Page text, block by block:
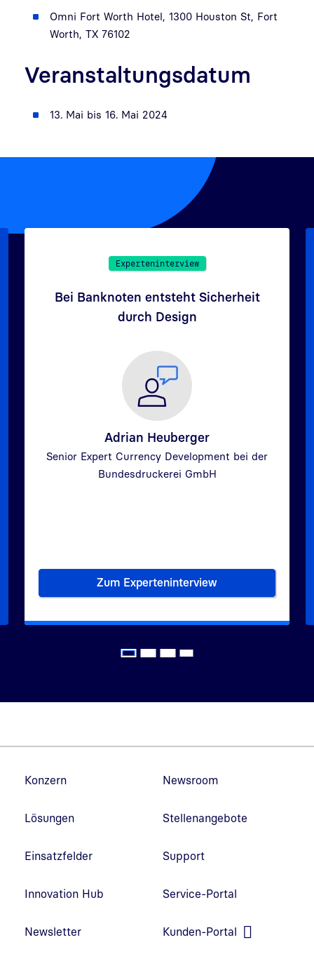
Omni Fort Worth Hotel, 1300 Houston St, Fort
Worth, TX 76102
Veranstaltungsdatum
13. Mai bis 16. Mai 2024
reines Zahlungsmittel
Experteninterview
Bei Banknoten entsteht Sicherheit
durch Design
Adrian Heuberger
Senior Expert Currency Development bei der
Bundesdruckerei GmbH
Zum ExperteninterviewBei Banknoten entsteht
Konzern
Lösungen
Einsatzfelder
Innovation Hub
Newsletter
Newsroom
Stellenangebote
Support
Service-Portal
Kunden-Portal